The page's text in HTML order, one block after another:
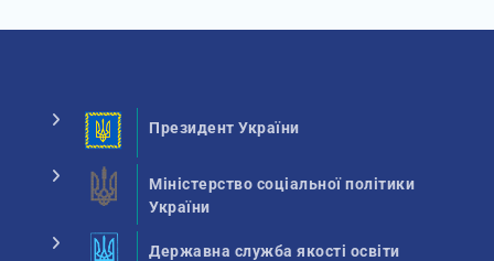
Президент України
Міністерство соціальної політики
України
Державна служба якості освіти